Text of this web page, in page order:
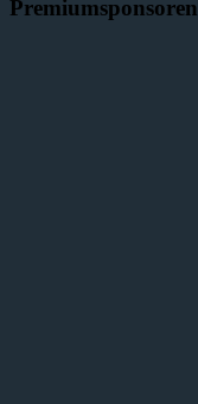
Premiumsponsoren